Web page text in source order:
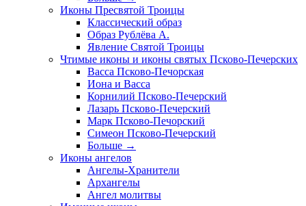
Иконы Пресвятой Троицы
Классический образ
Образ Рублёва А.
Явление Святой Троицы
Чтимые иконы и иконы святых Псково-Печерских
Васса Псково-Печорская
Иона и Васса
Корнилий Псково-Печерский
Лазарь Псково-Печерский
Марк Псково-Печорский
Симеон Псково-Печерский
Больше →
Иконы ангелов
Ангелы-Хранители
Архангелы
Ангел молитвы